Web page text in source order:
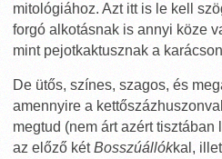
mitológiához. Azt itt is le kell
forgó alkotásnak is annyi köze
mint pejotkaktusznak a
De ütős, színes, szagos, és
amennyire a
megtud (nem árt azért
az előző kétBosszúállókkal,